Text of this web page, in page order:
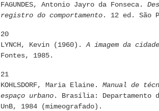
FAGUNDES, Antonio Jayro da Fonseca.
registro do comportamento. 12 ed. São
20
LYNCH, Kevin (1960).A imagem da cidade
Fontes, 1985.
21
KOHLSDORF, Maria Elaine. Manual de
espaço urbano. Brasília: Departamento
UnB, 1984 (mimeografado).